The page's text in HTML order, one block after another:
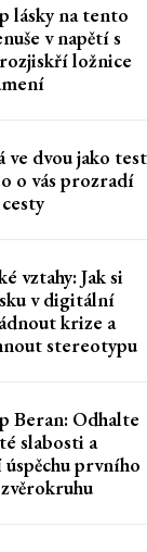
lásky na tento
v napětí s
ložnice
ve dvou jako test
o vás prozradí
vztahy: Jak si
v digitální
krize a
stereotypu
Beran: Odhalte
slabosti a
prvního